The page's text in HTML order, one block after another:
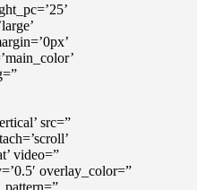
src=”
video=”
overlay_color=”